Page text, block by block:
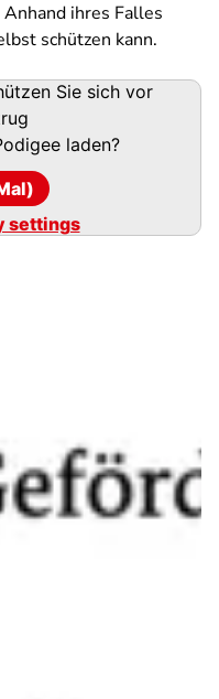
ihres Falles
schützen kann.
Sie sich vor
laden?
settings